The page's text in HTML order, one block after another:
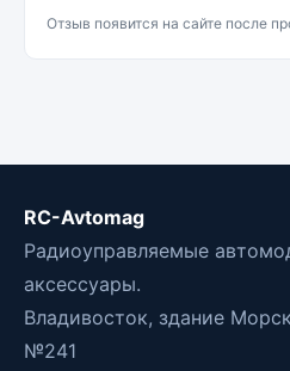
Отзыв появится на сайте после
RC-Avtomag
Радиоуправляемые
аксессуары.
Владивосток, здание
№241